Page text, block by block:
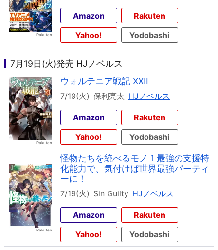
Amazon
Rakuten
Yahoo!
Yodobashi
7月19日(火)発売 HJノベルス
ウォルテニア戦記 XXII
7/19(火) 保利亮太 HJノベルス
Amazon
Rakuten
Yahoo!
Yodobashi
怪物たちを統べるモノ 1 最強の支援特
化能力で、気付けば世界最強パーティ
ーに！
7/19(火) Sin Guilty HJノベルス
Amazon
Rakuten
Yahoo!
Yodobashi